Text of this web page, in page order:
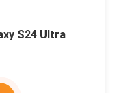
S24 Ultra